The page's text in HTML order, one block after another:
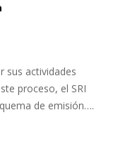
sus actividades
proceso, el SRI
de emisión….